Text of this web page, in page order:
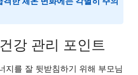
강 관리 포인트
지를 잘 뒷받침하기 위해 부모님